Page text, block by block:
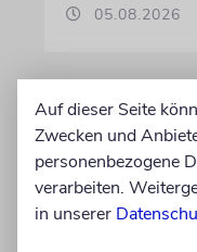
05.08.2026
Auf dieser Seite
Zwecken und
personenbezogene
verarbeiten.
in unserer